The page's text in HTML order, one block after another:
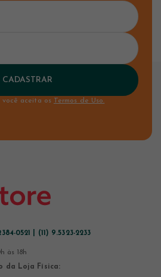
CADASTRAR
você aceita os Termos de Uso.
0521 | (11) 9.5323-2233
às 18h
da Loja Física: